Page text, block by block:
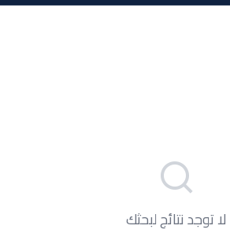
لا توجد نتائج لبحثك